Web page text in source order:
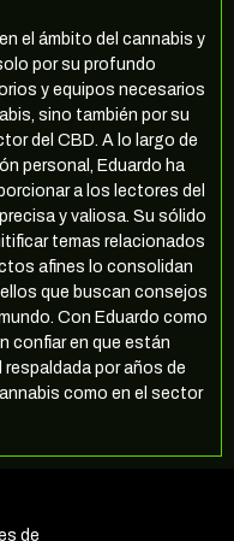
el ámbito del cannabis y
por su profundo
y equipos necesarios
sino también por su
del CBD. A lo largo de
personal, Eduardo ha
a los lectores del
y valiosa. Su sólido
temas relacionados
afines lo consolidan
que buscan consejos
Con Eduardo como
confiar en que están
por años de
como en el sector
de